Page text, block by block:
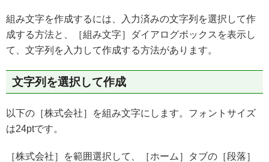
組み文字を作成するには、入力済みの文字列を選択して作
成する方法と、［組み文字］ダイアログボックスを表示し
て、文字列を入力して作成する方法があります。
文字列を選択して作成
以下の［株式会社］を組み文字にします。フォントサイズ
は24ptです。
［株式会社］を範囲選択して、［ホーム］タブの［段落］